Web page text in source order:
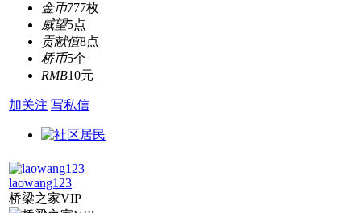
金币777枚
威望5点
贡献值8点
桥币5个
RMB10元
加关注 写私信
laowang123
桥梁之家VIP